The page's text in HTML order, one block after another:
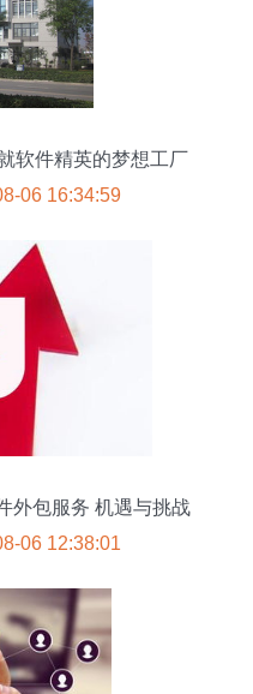
软件精英的梦想工厂
06 16:34:59
外包服务 机遇与挑战
06 12:38:01